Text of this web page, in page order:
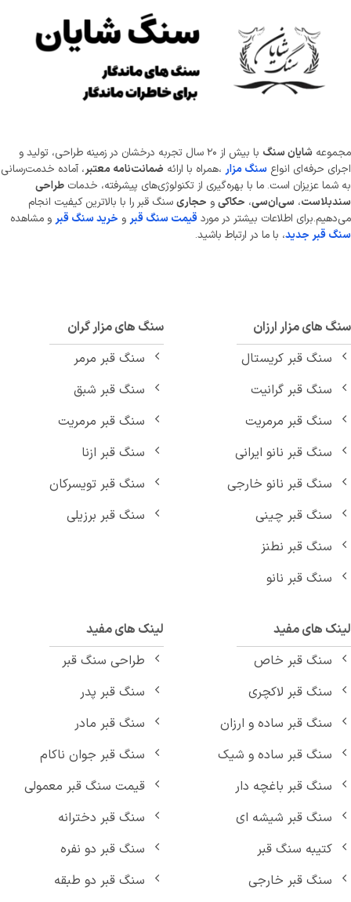
شایان سنگ
با بیش از ۲۰ سال تجربه درخشان در زمینه طراحی، تولید و
حرفه‌ای انواعسنگ مزار،همراه با ارائهضمانت‌نامه معتبر، آماده خدمت‌رسانی
عزیزان است. ما با بهره‌گیری از تکنولوژی‌های پیشرفته، خدماتطراحی
،سی‌ان‌سی،حکاکیوحجاریسنگ قبر را با بالاترین کیفیت انجام
اطلاعات بیشتر در موردقیمت سنگ قبروخرید سنگ قبرو مشاهده
قبر جدید، با ما در ارتباط باشید.
های مزار ارزان
سنگ قبر کریستال
سنگ قبر گرانیت
سنگ قبر مرمریت
سنگ قبر نانو ایرانی
سنگ قبر نانو خارجی
سنگ قبر چینی
سنگ قبر نطنز
سنگ قبر نانو
سنگ های مزار گران
سنگ قبر مرمر
سنگ قبر شبق
سنگ قبر مرمریت
سنگ قبر ازنا
سنگ قبر تویسرکان
سنگ قبر برزیلی
های مفید
سنگ قبر خاص
سنگ قبر لاکچری
سنگ قبر ساده و ارزان
سنگ قبر ساده و شیک
سنگ قبر باغچه دار
سنگ قبر شیشه ای
کتیبه سنگ قبر
سنگ قبر خارجی
لینک های مفید
طراحی سنگ قبر
سنگ قبر پدر
سنگ قبر مادر
سنگ قبر جوان ناکام
قیمت سنگ قبر معمولی
سنگ قبر دخترانه
سنگ قبر دو نفره
سنگ قبر دو طبقه